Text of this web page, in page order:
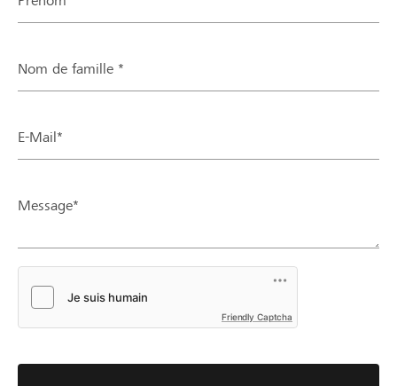
Nom de famille *
E-Mail*
Message*
Friendly Captcha